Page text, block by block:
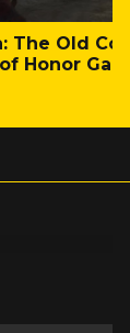
The Old
Honor